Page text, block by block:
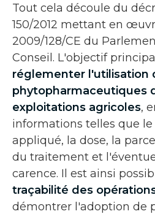
Tout cela découle du
150/2012 mettant en
2009/128/CE du
Conseil. L'objectif
réglementer l'utilisation
phytopharmaceutiques
exploitations agricoles,
informations telles que
appliqué, la dose, la
du traitement et
carence. Il est ainsi
traçabilité des
démontrer l'adoption de